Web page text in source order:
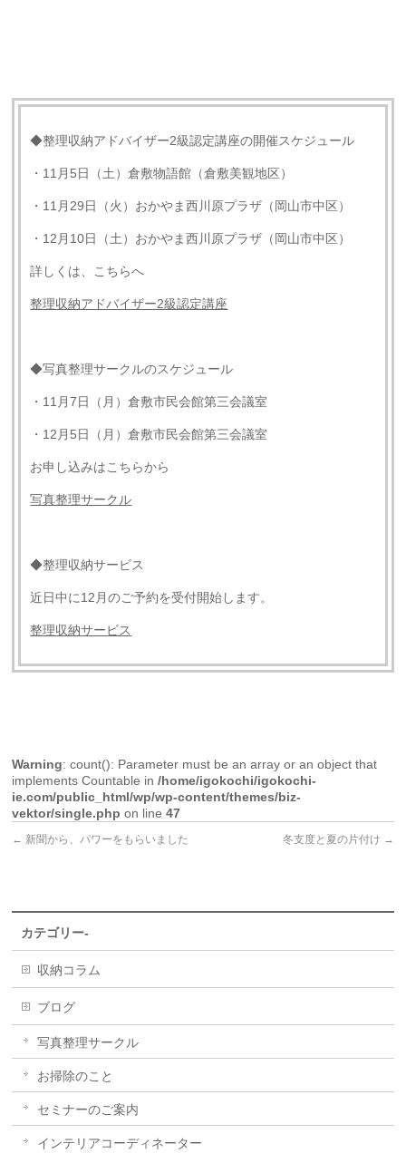
◆整理収納アドバイザー2級認定講座の開催スケジュール
・11月5日（土）倉敷物語館（倉敷美観地区）
・11月29日（火）おかやま西川原プラザ（岡山市中区）
・12月10日（土）おかやま西川原プラザ（岡山市中区）
詳しくは、こちらへ
整理収納アドバイザー2級認定講座
◆写真整理サークルのスケジュール
・11月7日（月）倉敷市民会館第三会議室
・12月5日（月）倉敷市民会館第三会議室
お申し込みはこちらから
写真整理サークル
◆整理収納サービス
近日中に12月のご予約を受付開始します。
整理収納サービス
Warning: count(): Parameter must be an array or an object that
implements Countable in/home/igokochi/igokochi-
ie.com/public_html/wp/wp-content/themes/biz-
vektor/single.php on line47
← 新聞から、パワーをもらいました 冬支度と夏の片付け →
カテゴリー-
収納コラム
ブログ
写真整理サークル
お掃除のこと
セミナーのご案内
インテリアコーディネーター